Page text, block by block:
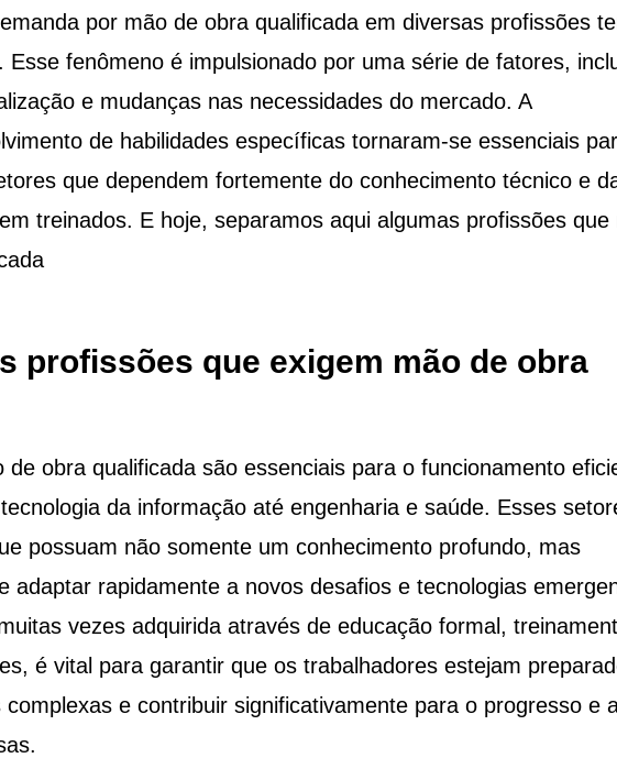
por mão de obra qualificada em diversas profissões
Esse fenômeno é impulsionado por uma série de fatores,
e mudanças nas necessidades do mercado. A
de habilidades específicas tornaram-se essenciais
que dependem fortemente do conhecimento técnico e
treinados. E hoje, separamos aqui algumas profissões que
profissões que exigem mão de obra
de obra qualificada são essenciais para o funcionamento
da informação até engenharia e saúde. Esses
possuam não somente um conhecimento profundo, mas
adaptar rapidamente a novos desafios e tecnologias
vezes adquirida através de educação formal,
é vital para garantir que os trabalhadores estejam
e contribuir significativamente para o progresso e